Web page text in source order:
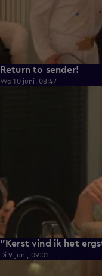
Return to sender!
Wo 10 juni, 08:47
"Kerst vind ik het
Di 9 juni, 09:01